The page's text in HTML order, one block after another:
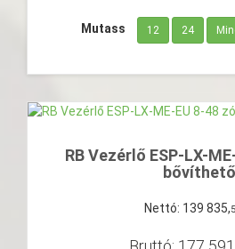
Mutass 12 24
RB Vezérlő ESP-LX-
bővíthető
Nettó: 139 835,